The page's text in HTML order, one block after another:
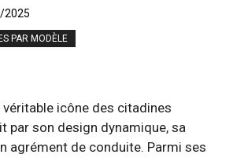
2025
PAR MODÈLE
véritable icône des citadines
par son design dynamique, sa
agrément de conduite. Parmi ses